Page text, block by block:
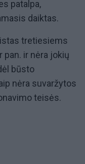
patalpa,
daiktas.
tretiesiems
pan. ir nėra jokių
būsto
nėra suvaržytos
teisės.